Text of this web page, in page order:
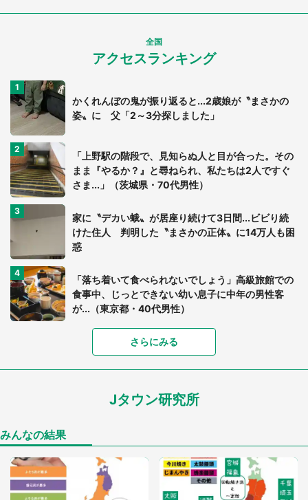
全国
アクセスランキング
かくれんぼの鬼が振り返ると...2歳娘が〝まさかの
姿〟に 父「2～3分探しました」
「上野駅の階段で、見知らぬ人と目が合った。その
まま『やるか？』と尋ねられ、私たちは2人ですぐ
さま...」（茨城県・70代男性）
家に〝デカい蛾〟が居座り続けて3日間...ビビり続
けた住人 判明した〝まさかの正体〟に14万人も困
惑
「落ち着いて食べられないでしょう」高級旅館での
食事中、じっとできない幼い息子に中年の男性客
が...（東京都・40代男性）
「富豪すぎ」1歳息子の〝店頭駄々こね〟の内容に1.
7万人驚がく 「お菓子売り場ならまだしも...」「ハ
ードル高い」
「閉所恐怖症の私は新幹線で大パニック。隣席の青
「ゾワゾワする」「本当に気持ち悪い」 道端でバ
グっちゃってた〝野生の野菜〟に6.5万人戦慄
さらにみる
Jタウン研究所
みんなの結果